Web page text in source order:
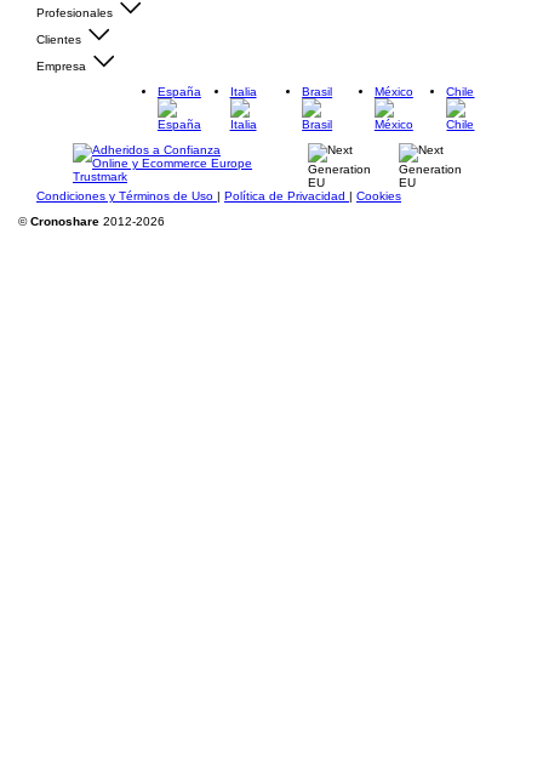
Profesionales
Clientes
Empresa
España
Italia Brasil México Chile
Condiciones y Términos de Uso | Política de Privacidad | Cookies
©Cronoshare 2012-2026